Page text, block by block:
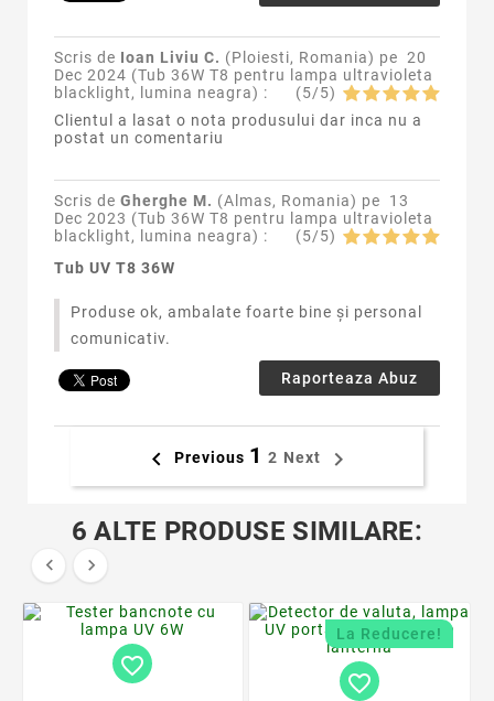
Scris de Ioan Liviu C. (Ploiesti, Romania) pe 20
Dec 2024 (Tub 36W T8 pentru lampa ultravioleta
blacklight, lumina neagra) : (5/5)
Clientul a lasat o nota produsului dar inca nu a
postat un comentariu
Scris de Gherghe M. (Almas, Romania) pe 13
Dec 2023 (Tub 36W T8 pentru lampa ultravioleta
blacklight, lumina neagra) : (5/5)
Tub UV T8 36W
Produse ok, ambalate foarte bine și personal
comunicativ.
Raporteaza Abuz
 Previous 1 2 Next 
6 ALTE PRODUSE SIMILARE:
 
favorite_border
La Reducere!
favorite_border